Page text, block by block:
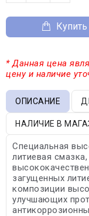
Купить
* Данная цена
цену и наличие
ОПИСАНИЕ
НАЛИЧИЕ В
Специальная
литиевая
загущенных
композиции
улучшающих